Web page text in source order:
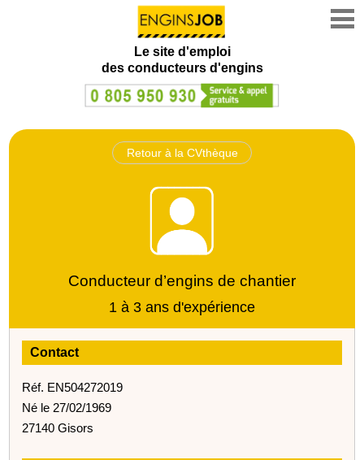
Le site d'emploi
des conducteurs d'engins
Retour à la CVthèque
Conducteur d’engins de chantier
1 à 3 ans d'expérience
Contact
Réf. EN504272019
Né le 27/02/1969
27140 Gisors